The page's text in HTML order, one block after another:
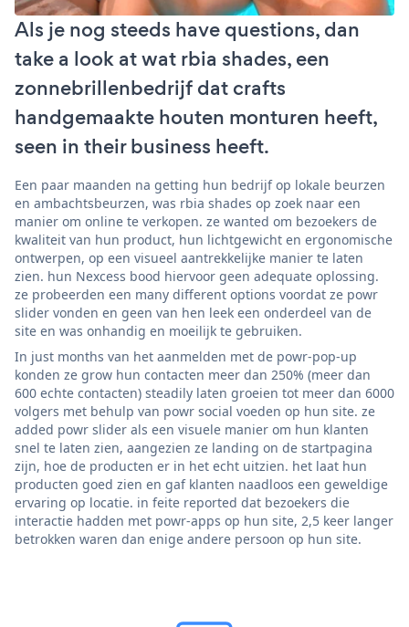
Als je nog steeds have questions, dan
take a look at wat rbia shades, een
zonnebrillenbedrijf dat crafts
handgemaakte houten monturen heeft,
seen in their business heeft.
Een paar maanden na getting hun bedrijf op lokale beurzen
en ambachtsbeurzen, was rbia shades op zoek naar een
manier om online te verkopen. ze wanted om bezoekers de
kwaliteit van hun product, hun lichtgewicht en ergonomische
ontwerpen, op een visueel aantrekkelijke manier te laten
zien. hun Nexcess bood hiervoor geen adequate oplossing.
ze probeerden een many different options voordat ze powr
slider vonden en geen van hen leek een onderdeel van de
site en was onhandig en moeilijk te gebruiken.
In just months van het aanmelden met de powr-pop-up
konden ze grow hun contacten meer dan 250% (meer dan
600 echte contacten) steadily laten groeien tot meer dan 6000
volgers met behulp van powr social voeden op hun site. ze
added powr slider als een visuele manier om hun klanten
snel te laten zien, aangezien ze landing on de startpagina
zijn, hoe de producten er in het echt uitzien. het laat hun
producten goed zien en gaf klanten naadloos een geweldige
ervaring op locatie. in feite reported dat bezoekers die
interactie hadden met powr-apps op hun site, 2,5 keer langer
betrokken waren dan enige andere persoon op hun site.